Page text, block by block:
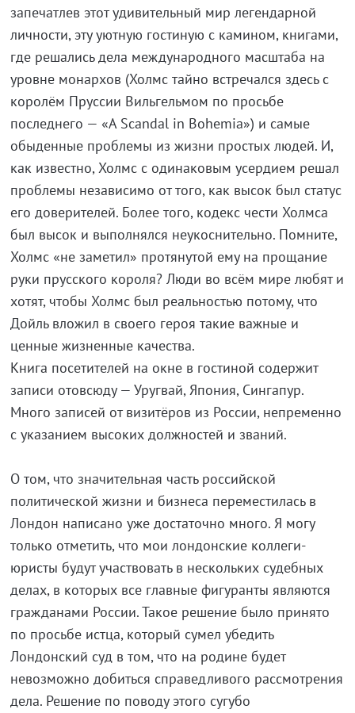
запечатлев этот удивительный мир легендарной
личности, эту уютную гостиную с камином, книгами,
где решались дела международного масштаба на
уровне монархов (Холмс тайно встpечался здесь с
королём Пруссии Вильгельмом по просьбе
последнего — «A Scandal in Bohemia») и самые
обыденные проблемы из жизни простых людей. И,
как известно, Холмс с одинаковым усердием решал
проблемы независимо от того, как высок был статус
его доверителей. Более того, кодекс чести Холмса
был высок и выполнялся неукоснительно. Помните,
Холмс «не заметил» протянутой ему на прощание
руки прусского короля? Люди во всём мире любят и
хотят, чтобы Холмс был реальностью потому, что
Дойль вложил в своего героя такие важные и
ценные жизненные качества.
Книга посетителей на окне в гостиной содержит
записи отовсюду — Уругвай, Япония, Сингапур.
Много записей от визитёров из России, непременно
с указанием высоких должностей и званий.
О том, что значительная часть российской
политической жизни и бизнеса переместилась в
Лондон написано уже достаточно много. Я могу
только отметить, что мои лондонские коллеги-
юристы будут участвовать в нескольких судебных
делах, в которых все главные фигуранты являются
гражданами России. Такое решение было принято
по просьбе истца, который сумел убедить
Лондонский суд в том, что на родине будет
невозможно добиться справедливого рассмотрения
дела. Решение по поводу этого сугубо